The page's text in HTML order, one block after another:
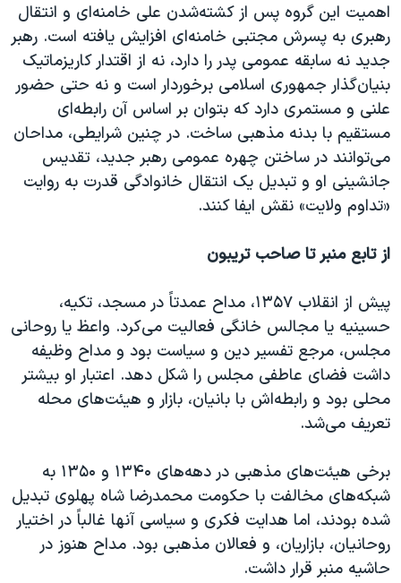
اهمیت این گروه پس از کشته‌شدن علی خامنه‌ای و انتقال
رهبری به پسرش مجتبی خامنه‌ای افزایش یافته است. رهبر
جدید نه سابقه عمومی پدر را دارد، نه از اقتدار کاریزماتیک
بنیان‌گذار جمهوری اسلامی برخوردار است و نه حتی حضور
علنی و مستمری دارد که بتوان بر اساس آن رابطه‌ای
مستقیم با بدنه مذهبی ساخت. در چنین شرایطی، مداحان
می‌توانند در ساختن چهره عمومی رهبر جدید، تقدیس
جانشینی او و تبدیل یک انتقال خانوادگی قدرت به روایت
«تداوم ولایت» نقش ایفا کنند.
از تابع منبر تا صاحب تریبون
پیش از انقلاب ۱۳۵۷، مداح عمدتاً در مسجد، تکیه،
حسینیه یا مجالس خانگی فعالیت می‌کرد. واعظ یا روحانی
مجلس، مرجع تفسیر دین و سیاست بود و مداح وظیفه
داشت فضای عاطفی مجلس را شکل دهد. اعتبار او بیشتر
محلی بود و رابطه‌اش با بانیان، بازار و هیئت‌های محله
تعریف می‌شد.
برخی هیئت‌های مذهبی در دهه‌های ۱۳۴۰ و ۱۳۵۰ به
شبکه‌های مخالفت با حکومت محمدرضا شاه پهلوی تبدیل
شده بودند، اما هدایت فکری و سیاسی آنها غالباً در اختیار
روحانیان، بازاریان، و فعالان مذهبی بود. مداح هنوز در
حاشیه منبر قرار داشت.